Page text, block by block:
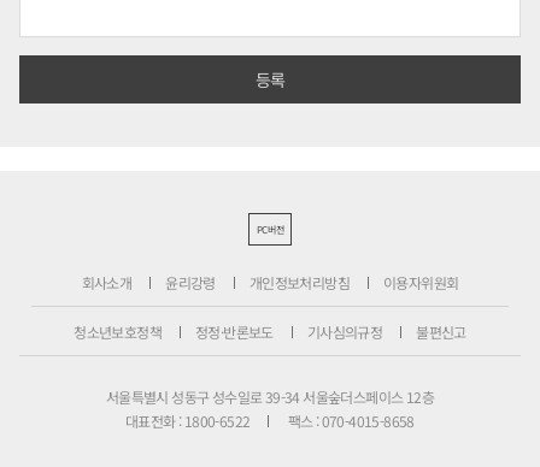
PC버전
회사소개 윤리강령 개인정보처리방침 이용자위원회
청소년보호정책 정정·반론보도 기사심의규정 불편신고
서울특별시 성동구 성수일로 39-34 서울숲더스페이스 12층
대표전화 : 1800-6522
팩스 : 070-4015-8658